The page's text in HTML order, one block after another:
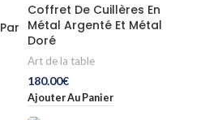
Coffret De Cuillères En
Métal Argenté Et Métal
Doré
Art de la table
180.00€
Ajouter Au Panier